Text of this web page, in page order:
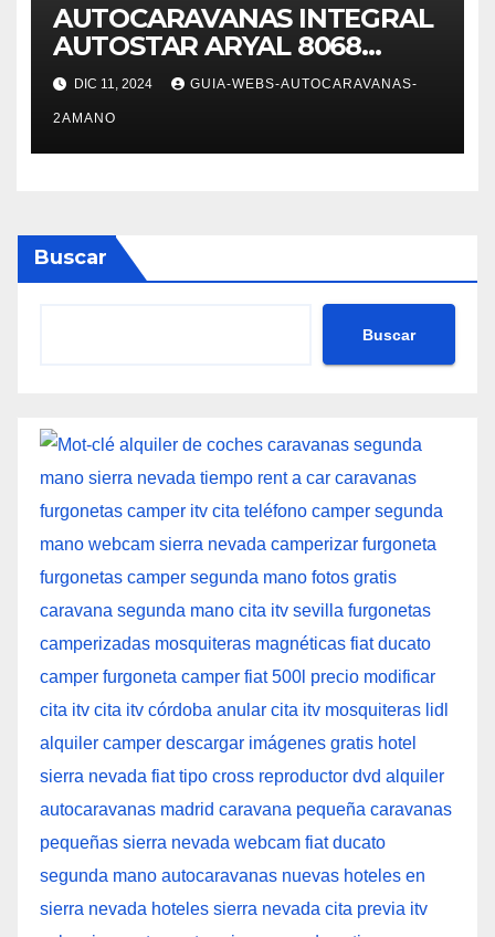
AUTOCARAVANAS INTEGRAL
AUTOSTAR ARYAL 8068
autocaravanas Sierra Nevada
DIC 11, 2024 GUIA-WEBS-AUTOCARAVANAS-
2AMANO
Buscar
Buscar